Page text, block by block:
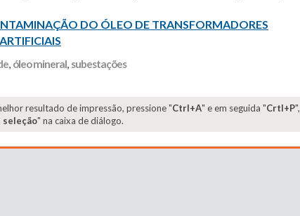
DO ÓLEO DE TRANSFORMADORES
, óleo mineral, subestações
resultado de impressão, pressione "Ctrl+A" e em seguida "Crtl+P",
seleção" na caixa de diálogo.